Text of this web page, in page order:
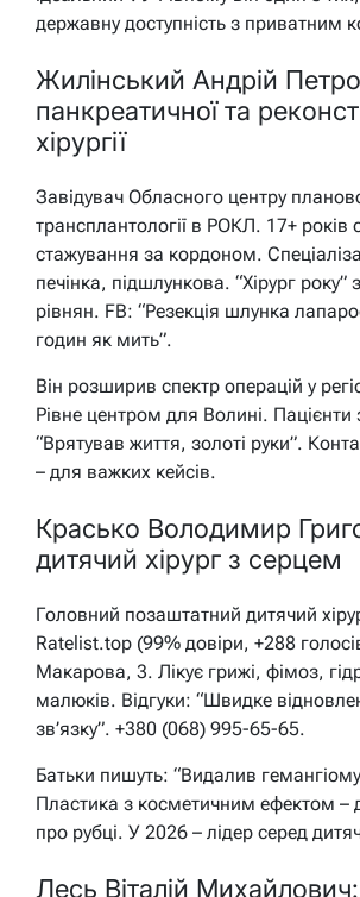
державну доступність з приватним
Жилінський Андрій
панкреатичної та
хірургії
Завідувач Обласного центру
трансплантології в РОКЛ. 17+ років
стажування за кордоном.
печінка, підшлункова. “Хірург року”
рівнян. FB: “Резекція шлунка
годин як мить”.
Він розширив спектр операцій у
Рівне центром для Волині. Пацієнти
“Врятував життя, золоті руки”.
– для важких кейсів.
Красько Володимир
дитячий хірург з серцем
Головний позаштатний дитячий
Ratelist.top (99% довіри, +288
Макарова, 3. Лікує грижі, фімоз,
малюків. Відгуки: “Швидке
зв’язку”. +380 (068) 995-65-65.
Батьки пишуть: “Видалив
Пластика з косметичним ефектом –
про рубці. У 2026 – лідер серед
Лесь Віталій Михайлович: